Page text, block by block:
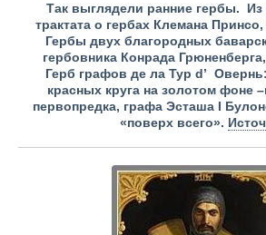
Так выглядели ранние гербы. Из
трактата о гербах Клемана Принсо,
Гербы двух благородных
гербовника Конрада
Герб графов де ла Тур d’
красных круга на золотом фоне
первопредка, графа Эcташа I
«поверх всего».